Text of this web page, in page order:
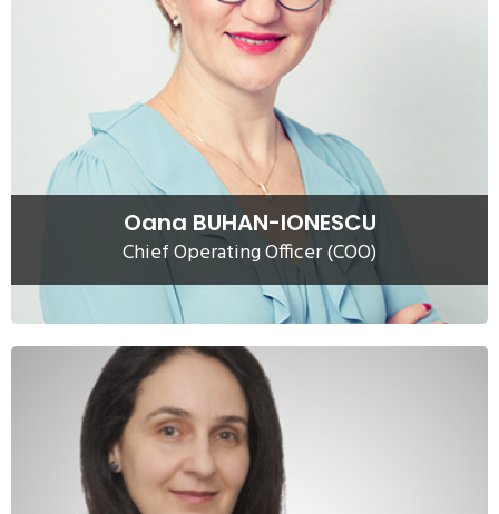
Oana BUHAN-IONESCU
Chief Operating Officer (COO)
Oana Buhan-Ionescu, Director de Operatiuni, are 25 de ani
de experienta in gestiunea afacerii si protectia mediului.
Supervizeaza partea operativa a AUDITECO, evalueaza
productivitatea angajatilor si stabileste strategia de
dezvoltare a companiei impreuna cu CEO-ul.
Citeste mai mult
Lavinia VULPE
Managerul
Departamentului Tehnic al